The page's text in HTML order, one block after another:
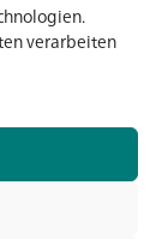
verarbeiten